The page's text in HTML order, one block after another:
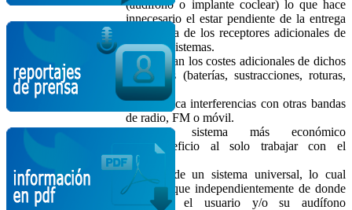
(audífono o implante coclear) lo que hace
innecesario el estar pendiente de la entrega
y recogida de los receptores adicionales de
los otros sistemas.
Se eliminan los costes adicionales de dichos
receptores (baterías, sustracciones, roturas,
etc.)
No provoca interferencias con otras bandas
de radio, FM o móvil.
Es el sistema más económico
coste/beneficio al solo trabajar con el
"emisor".
Se trata de un sistema universal, lo cual
significa que independientemente de donde
provenga el usuario y/o su audífono